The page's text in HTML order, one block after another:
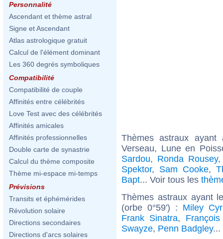
Personnalité
Ascendant et thème astral
Signe et Ascendant
Atlas astrologique gratuit
Calcul de l'élément dominant
Les 360 degrés symboliques
Compatibilité
Compatibilité de couple
Affinités entre célébrités
Love Test avec des célébrités
Affinités amicales
Affinités professionnelles
Double carte de synastrie
Calcul du thème composite
Thème mi-espace mi-temps
Prévisions
Transits et éphémérides
Révolution solaire
Directions secondaires
Directions d'arcs solaires
Thèmes astraux
Verseau, Lune en
Sardou, Ronda Rousey
Spektor, Sam Cooke,
Bapt... Voir tous les
Thèmes astraux ayant
(orbe 0°59') : Miley
Frank Sinatra,
Swayze, Penn Badgley...